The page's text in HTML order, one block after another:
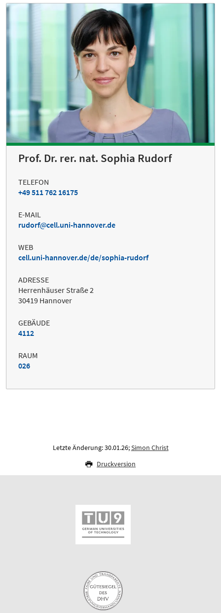
Prof. Dr. rer. nat. Sophia Rudorf
TELEFON
+49 511 762 16175
E-MAIL
rudorf
cell.uni-hannover.de
WEB
cell.uni-hannover.de/de/sophia-rudorf
ADRESSE
Herrenhäuser Straße 2
30419 Hannover
GEBÄUDE
4112
RAUM
026
Letzte Änderung: 30.01.26;Simon Christ
Druckversion